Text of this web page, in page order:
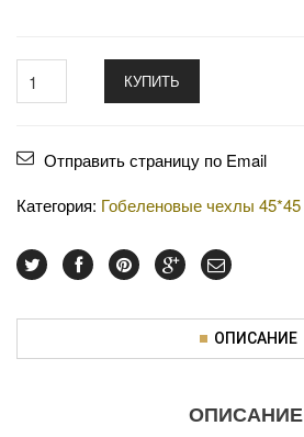
КУПИТЬ
Отправить страницу по Email
Категория: Гобеленовые чехлы 45*45
ОПИСАНИЕ
ОПИСАНИЕ